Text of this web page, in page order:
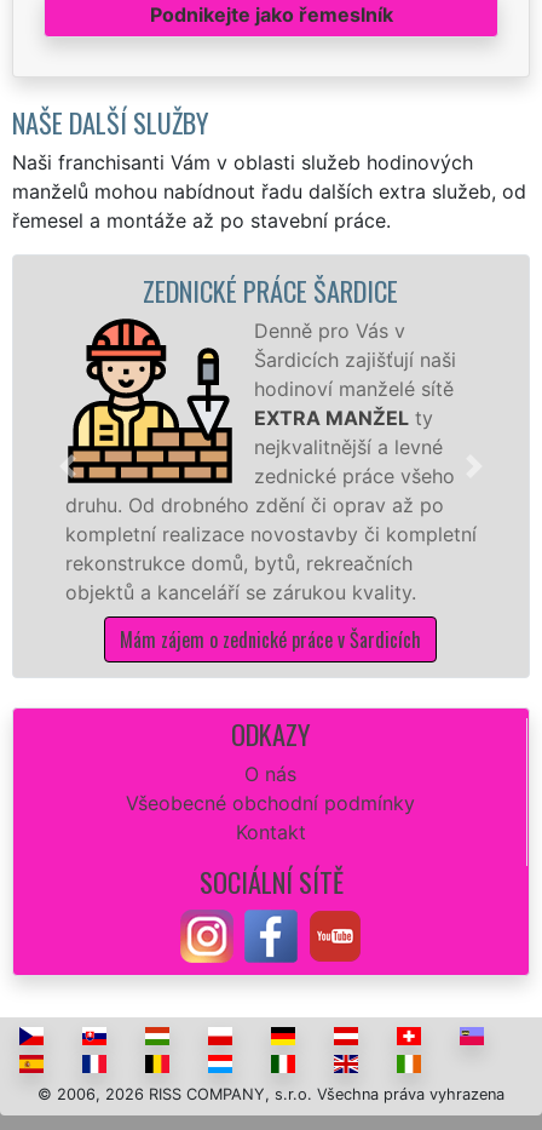
Podnikejte jako řemeslník
NAŠE DALŠÍ SLUŽBY
Naši franchisanti Vám v oblasti služeb hodinových
manželů mohou nabídnout řadu dalších extra služeb, od
řemesel a montáže až po stavební práce.
ZEDNICKÉ PRÁCE ŠARDICE
Denně pro Vás v
Šardicích zajišťují naši
hodinoví manželé sítě
EXTRA MANŽEL ty
nejkvalitnější a levné
zednické práce všeho
Od drobného zdění či oprav až po
realizace novostavby či kompletní
domů, bytů, rekreačních
a kanceláří se zárukou kvality.
Mám zájem o zednické práce v Šardicích
ODKAZY
O nás
Všeobecné obchodní podmínky
Kontakt
SOCIÁLNÍ SÍTĚ
© 2006, 2026 RISS COMPANY, s.r.o. Všechna práva vyhrazena